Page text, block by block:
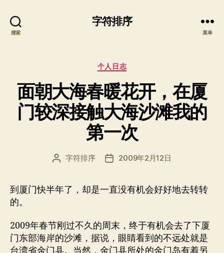
搜索
字符排序
菜单
分
个人日志
面朝大海春暖花开，在厦
门较深接触大海沙滩我的
第一次
文
者
字符排序
发
期
2009年2月12日
到厦门快半年了，却是一直没有机会好好地去转转
的。
2009年春节刚过不久的周末，终于有机会去了下厦
门东部海岸的沙滩，据说，眼睛看到的不远处就是